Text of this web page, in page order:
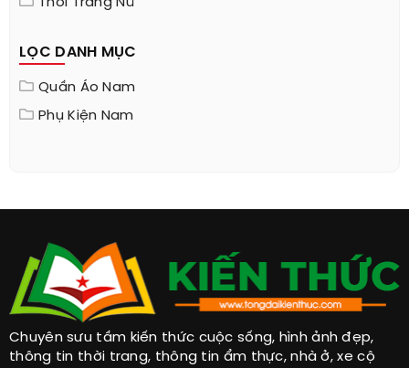
LỌC DANH MỤC
Quần Áo Nam
Phụ Kiện Nam
Chuyên sưu tầm kiến thức cuộc sống, hình ảnh đẹp,
thông tin thời trang, thông tin ẩm thực, nhà ở, xe cộ